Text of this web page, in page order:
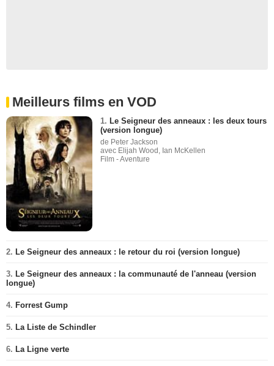
Meilleurs films en VOD
1. Le Seigneur des anneaux : les deux tours
(version longue)
de Peter Jackson
avec Elijah Wood, Ian McKellen
Film - Aventure
2. Le Seigneur des anneaux : le retour du roi (version longue)
3. Le Seigneur des anneaux : la communauté de l'anneau (version
longue)
4. Forrest Gump
5. La Liste de Schindler
6. La Ligne verte